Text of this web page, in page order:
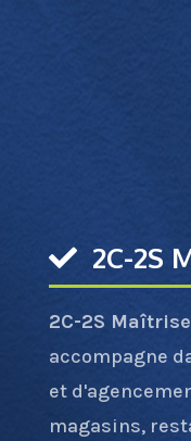
2C-2S
2C-2S
accompagne
et
magasins,